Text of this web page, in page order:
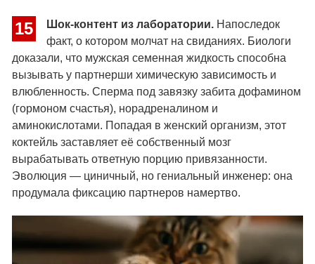
15 Шок-контент из лаборатории. Напоследок
факт, о котором молчат на свиданиях. Биологи
доказали, что мужская семенная жидкость способна
вызывать у партнерши химическую зависимость и
влюбленность. Сперма под завязку забита дофамином
(гормоном счастья), норадреналином и
аминокислотами. Попадая в женский организм, этот
коктейль заставляет её собственный мозг
вырабатывать ответную порцию привязанности.
Эволюция — циничный, но гениальный инженер: она
продумала фиксацию партнеров намертво.